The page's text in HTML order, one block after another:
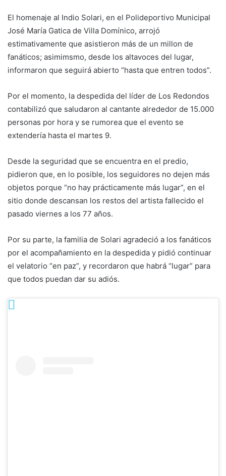
El homenaje al Indio Solari, en el Polideportivo Municipal
José María Gatica de Villa Domínico, arrojó
estimativamente que asistieron más de un millon de
fanáticos; asimimsmo, desde los altavoces del lugar,
informaron que seguirá abierto “hasta que entren todos”.
Por el momento, la despedida del líder de Los Redondos
contabilizó que saludaron al cantante alrededor de 15.000
personas por hora y se rumorea que el evento se
extendería hasta el martes 9.
Desde la seguridad que se encuentra en el predio,
pidieron que, en lo posible, los seguidores no dejen más
objetos porque “no hay prácticamente más lugar”, en el
sitio donde descansan los restos del artista fallecido el
pasado viernes a los 77 años.
Por su parte, la familia de Solari agradeció a los fanáticos
por el acompañamiento en la despedida y pidió continuar
el velatorio “en paz”, y recordaron que habrá “lugar” para
que todos puedan dar su adiós.